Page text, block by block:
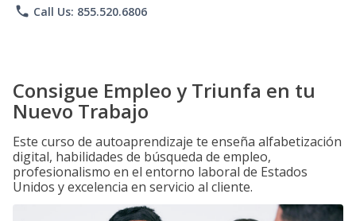
phone Call Us: 855.520.6806
Consigue Empleo y Triunfa en tu
Nuevo Trabajo
Este curso de autoaprendizaje te enseña alfabetización
digital, habilidades de búsqueda de empleo,
profesionalismo en el entorno laboral de Estados
Unidos y excelencia en servicio al cliente.